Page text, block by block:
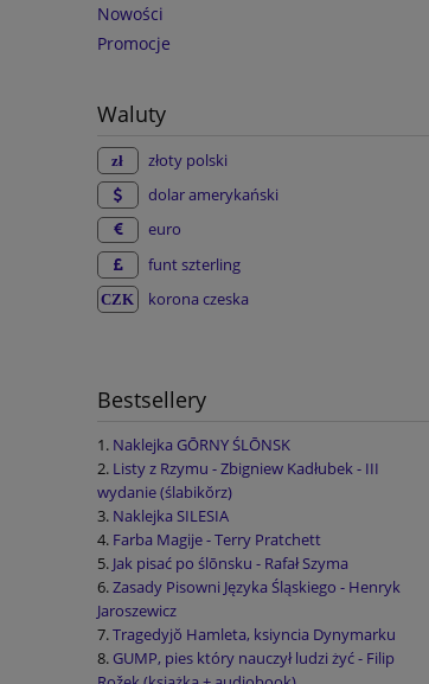
Nowości
Promocje
Waluty
złoty polski
dolar amerykański
euro
funt szterling
korona czeska
Bestsellery
Naklejka GŌRNY ŚLŌNSK
Listy z Rzymu - Zbigniew Kadłubek - III
wydanie (ślabikŏrz)
Naklejka SILESIA
Farba Magije - Terry Pratchett
Jak pisać po ślōnsku - Rafał Szyma
Zasady Pisowni Języka Śląskiego - Henryk
Jaroszewicz
Tragedyjŏ Hamleta, ksiyncia Dynymarku
GUMP, pies który nauczył ludzi żyć - Filip